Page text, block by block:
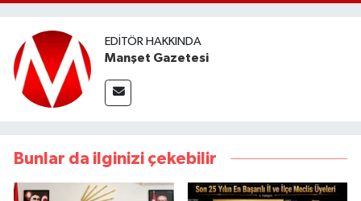
EDITÖR HAKKINDA
Manşet Gazetesi
Bunlar da ilginizi çekebilir